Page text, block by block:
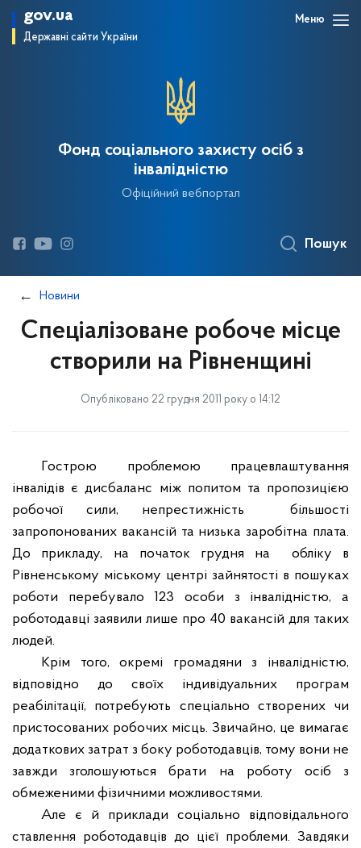
gov.ua
Державні сайти України
Меню
Фонд соціального захисту осіб з
інвалідністю
Офіційний вебпортал
Пошук
Новини
Спеціалізоване робоче місце
створили на Рівненщині
Опубліковано 22 грудня 2011 року о 14:12
Гострою проблемою працевлаштування
інвалідів є дисбаланс між попитом та пропозицією
робочої сили, непрестижність
більшості
запропонованих вакансій та низька заробітна плата.
До прикладу, на початок грудня на
обліку в
Рівненському міському центрі зайнятості в пошуках
роботи перебувало 123 особи з інвалідністю, а
роботодавці заявили лише про 40 вакансій для таких
людей.
Крім того, окремі громадяни з інвалідністю,
відповідно до своїх індивідуальних програм
реабілітації, потребують спеціально створених чи
пристосованих робочих місць. Звичайно, це вимагає
додаткових затрат з боку роботодавців, тому вони не
завжди зголошуються брати на роботу осіб з
обмеженими фізичними можливостями.
Але є й приклади соціально відповідального
ставлення роботодавців до цієї проблеми. Завдяки